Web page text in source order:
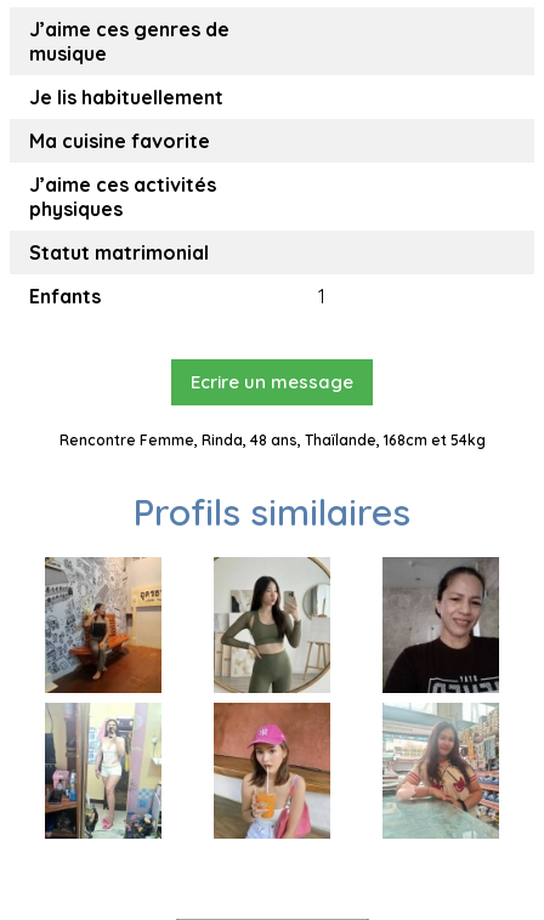
J’aime ces genres de
musique
Je lis habituellement
Ma cuisine favorite
J’aime ces activités
physiques
Statut matrimonial
Enfants
1
Ecrire un message
Rencontre Femme, Rinda, 48 ans, Thaïlande, 168cm et 54kg
Profils similaires